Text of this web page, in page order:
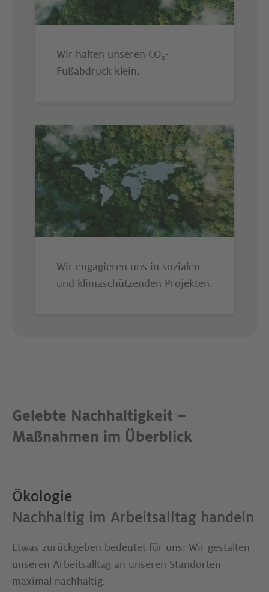
Wir halten unseren CO₂-
Fußabdruck klein.
Wir engagieren uns in sozialen
und klima­schützenden Projekten.
Gelebte Nachhaltigkeit –
Maßnahmen im Überblick
Ökologie
Nachhaltig im Arbeitsalltag handeln
Etwas zurückgeben bedeutet für uns: Wir gestalten
unseren Arbeitsalltag an unseren Standorten
maximal nachhaltig.